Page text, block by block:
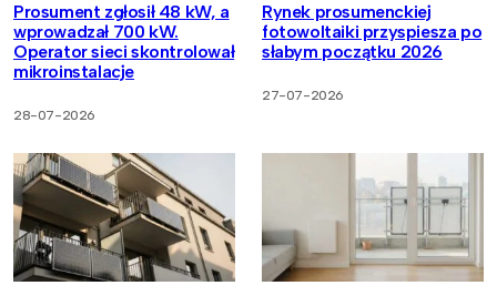
Prosument zgłosił 48 kW, a
wprowadzał 700 kW.
Operator sieci skontrolował
mikroinstalacje
28-07-2026
Rynek prosumenckiej
fotowoltaiki przyspiesza po
słabym początku 2026
27-07-2026